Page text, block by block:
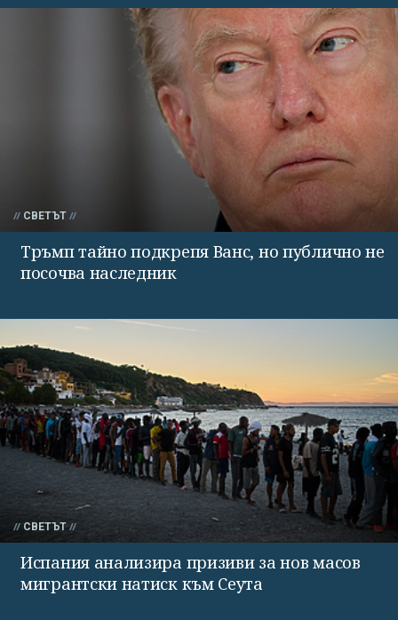
СВЕТЪТ
Тръмп тайно подкрепя Ванс, но публично не
посочва наследник
СВЕТЪТ
Испания анализира призиви за нов масов
мигрантски натиск към Сеута